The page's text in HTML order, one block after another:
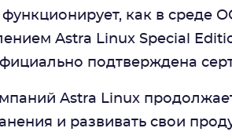
как в среде
Astra Linux Special
подтверждена
Astra Linux
и развивать свои